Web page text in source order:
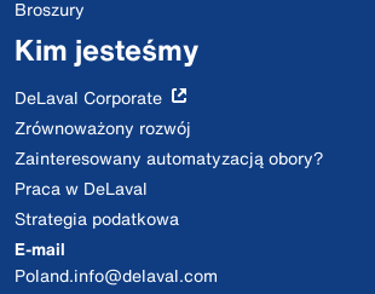
Broszury
Kim jesteśmy
DeLaval Corporate
Zrównoważony rozwój
Zainteresowany automatyzacją obory?
Praca w DeLaval
Strategia podatkowa
E-mail
Poland.info@delaval.com